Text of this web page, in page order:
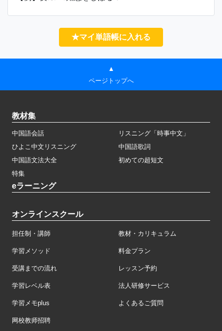
★マイ単語帳に入れる
▲
ページトップへ
教材集
中国語会話
リスニング「時事中文」
ひよこ中文リスニング
中国語歌詞
中国語文法大全
初めての超短文
特集
eラーニング
オンラインスクール
担任制・講師 教材・カリキュラム
学習メソッド 料金プラン
受講までの流れ レッスン予約
学習レベル表 法人研修サービス
学習メモplus よくあるご質問
网校教师招聘